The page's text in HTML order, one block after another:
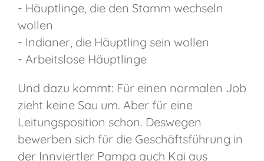
- Häuptlinge, die den Stamm wechseln
wollen
- Indianer, die Häuptling sein wollen
- Arbeitslose Häuptlinge
Und dazu kommt: Für einen normalen Job
zieht keine Sau um. Aber für eine
Leitungsposition schon. Deswegen
bewerben sich für die Geschäftsführung in
der Innviertler Pampa auch Kai aus